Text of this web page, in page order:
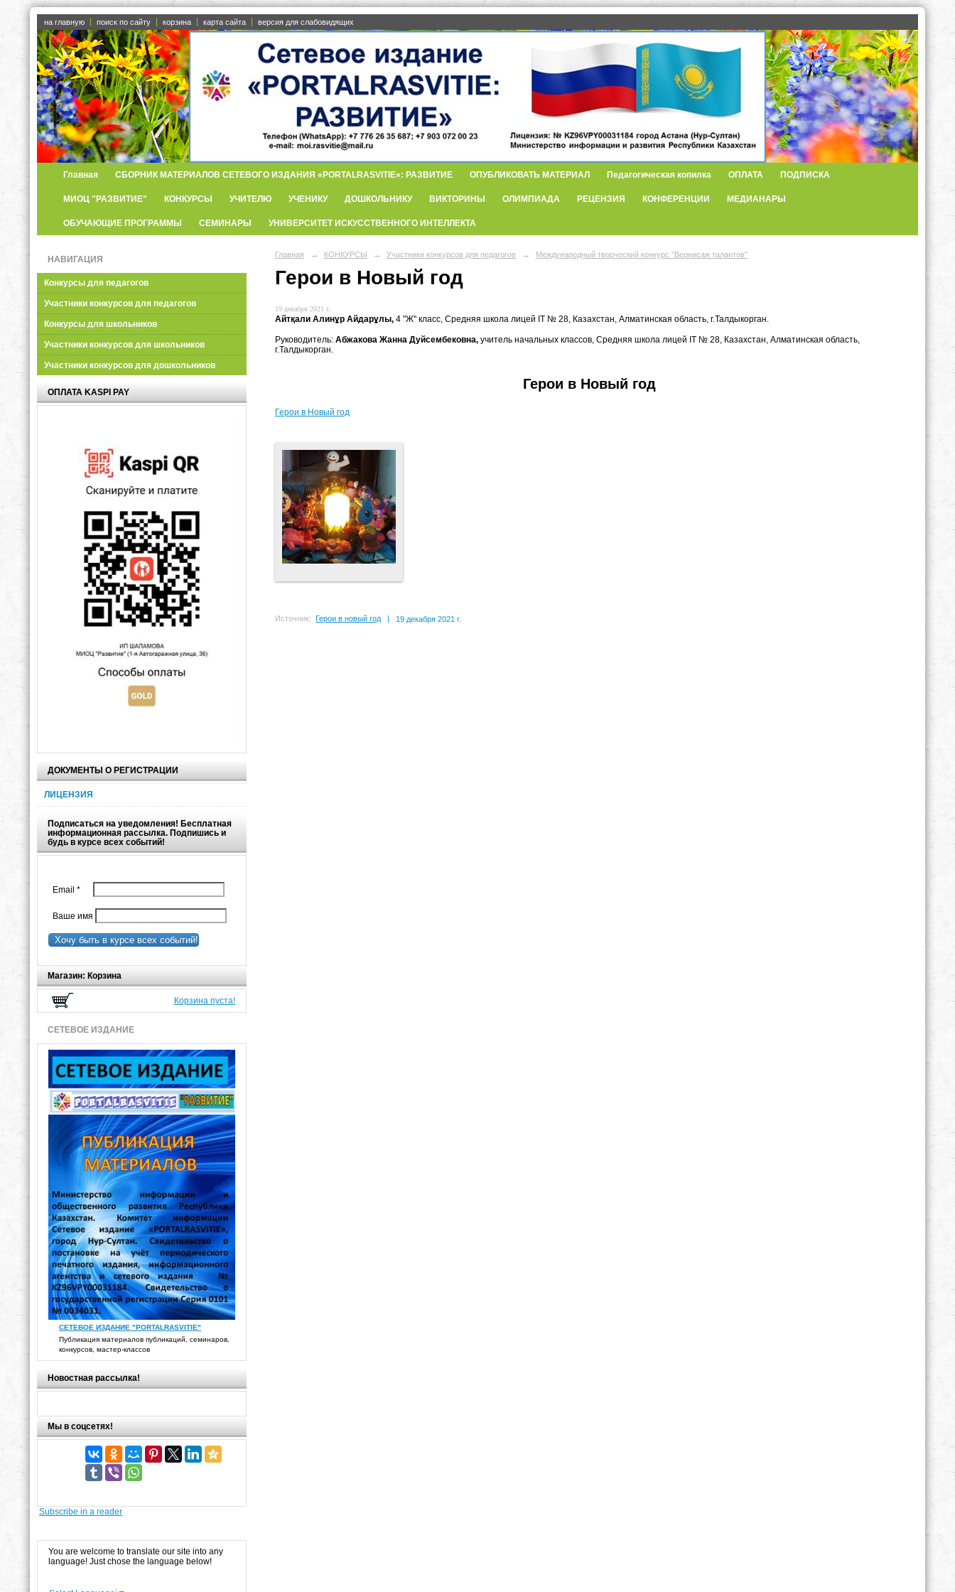
на главную поиск по сайту корзина карта сайта версия для слабовидящих
Главная СБОРНИК МАТЕРИАЛОВ СЕТЕВОГО ИЗДАНИЯ «PORTALRASVITIE»: РАЗВИТИЕ ОПУБЛИКОВАТЬ МАТЕРИАЛ Педагогическая копилка ОПЛАТА ПОДПИСКА
МИОЦ "РАЗВИТИЕ" КОНКУРСЫ УЧИТЕЛЮ УЧЕНИКУ ДОШКОЛЬНИКУ ВИКТОРИНЫ ОЛИМПИАДА РЕЦЕНЗИЯ КОНФЕРЕНЦИИ МЕДИАНАРЫ
ОБУЧАЮЩИЕ ПРОГРАММЫ СЕМИНАРЫ УНИВЕРСИТЕТ ИСКУССТВЕННОГО ИНТЕЛЛЕКТА
НАВИГАЦИЯ
Конкурсы для педагогов
Участники конкурсов для педагогов
Конкурсы для школьников
Участники конкурсов для школьников
Участники конкурсов для дошкольников
ОПЛАТА KASPI PAY
ДОКУМЕНТЫ О РЕГИСТРАЦИИ
ЛИЦЕНЗИЯ
Подписаться на уведомления! Бесплатная
информационная рассылка. Подпишись и
будь в курсе всех событий!
Email *
Ваше имя
Хочу быть в курсе всех событий!
Магазин: Корзина
Корзина пуста!
СЕТЕВОЕ ИЗДАНИЕ
СЕТЕВОЕ ИЗДАНИЕ "PORTALRASVITIE"
Публикация материалов публикаций, семинаров,
конкурсов, мастер-классов
Новостная рассылка!
Мы в соцсетях!
Subscribe in a reader
You are welcome to translate our site into any
language! Just chose the language below!
Главная → КОНКУРСЫ → Участники конкурсов для педагогов → Международный творческий конкурс "Вернисаж талантов"
Герои в Новый год
19 декабря 2021 г.
Айтқали Алинұр Айдарұлы, 4 "Ж" класс, Средняя школа лицей IT № 28, Казахстан, Алматинская область, г.Талдыкорган.
Руководитель: Абжакова Жанна Дуйсембековна, учитель начальных классов, Средняя школа лицей IT № 28, Казахстан, Алматинская область,
г.Талдыкорган.
Герои в Новый год
Герои в Новый год
Источник: Герои в новый год | 19 декабря 2021 г.